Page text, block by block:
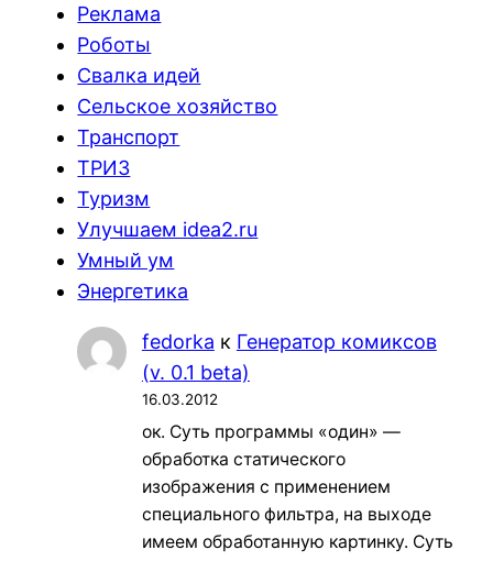
Реклама
Роботы
Свалка идей
Сельское хозяйство
Транспорт
ТРИЗ
Туризм
Улучшаем idea2.ru
Умный ум
Энергетика
fedorka к Генератор комиксов
(v. 0.1 beta)
16.03.2012
ок. Суть программы «один» —
обработка статического
изображения с применением
специального фильтра, на выходе
имеем обработанную картинку. Суть